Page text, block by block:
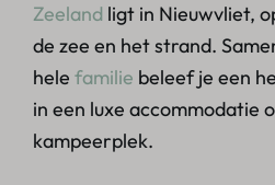
Zeeland ligt in Nieuwvliet,
de zee en het strand.
helefamilie beleef je een
in een luxe accommodatie
kampeerplek.